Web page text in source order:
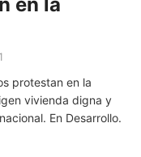
en la
protestan en la
vivienda digna y
En Desarrollo.